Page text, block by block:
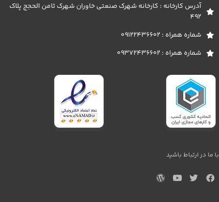
آدرس کارخانه : کارخانه شهرک صنعتی خاوران شهرک ثامن الحجج پلاک
492
شماره همراه : 09122436602
شماره همراه : 09372436602
با ما در ارتباط باشید